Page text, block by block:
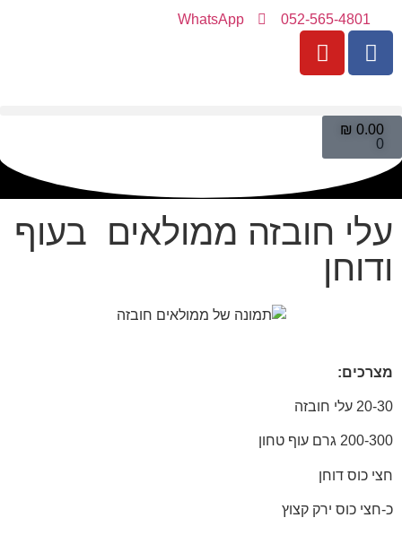
052-565-4801
WhatsApp
₪ 0.00
0
עלי חובזה ממולאים בעוף
ודוחן
מצרכים:
20-30 עלי חובזה
200-300 גרם עוף טחון
חצי כוס דוחן
כ-חצי כוס ירק קצוץ